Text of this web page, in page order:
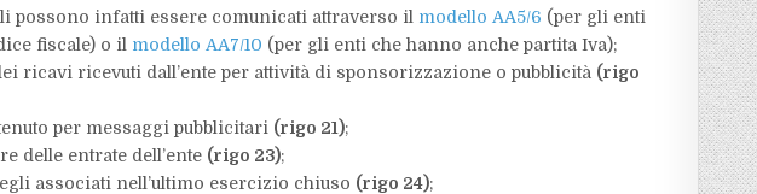
possono infatti essere comunicati attraverso il modello AA5/6 (per gli enti
fiscale) o il modello AA7/10 (per gli enti che hanno anche partita Iva);
ricavi ricevuti dall’ente per attività di sponsorizzazione o pubblicità (rigo
per messaggi pubblicitari (rigo 21);
delle entrate dell’ente (rigo 23);
associati nell’ultimo esercizio chiuso (rigo 24);